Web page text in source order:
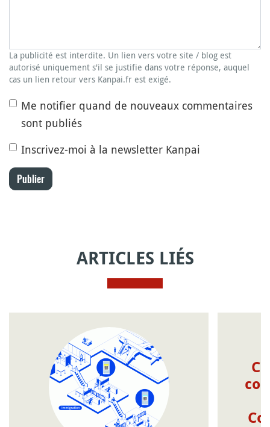
La publicité est interdite. Un lien vers votre site / blog est
autorisé uniquement s'il se justifie dans votre réponse, auquel
cas un lien retour vers Kanpai.fr est exigé.
Me notifier quand de nouveaux commentaires
sont publiés
Inscrivez-moi à la newsletter Kanpai
Publier
ARTICLES LIÉS